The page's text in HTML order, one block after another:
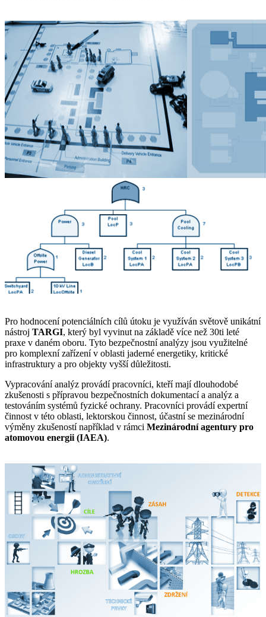
Pro hodnocení potenciálních cílů útoku je využíván světově unikátní
nástroj TARGI, který byl vyvinut na základě více než 30ti leté
praxe v daném oboru. Tyto bezpečnostní analýzy jsou využitelné
pro komplexní zařízení v oblasti jaderné energetiky, kritické
infrastruktury a pro objekty vyšší důležitosti.
Vypracování analýz provádí pracovníci, kteří mají dlouhodobé
zkušenosti s přípravou bezpečnostních dokumentací a analýz a
testováním systémů fyzické ochrany. Pracovníci provádí expertní
činnost v této oblasti, lektorskou činnost, účastní se mezinárodní
výměny zkušeností například v rámci Mezinárodní agentury pro
atomovou energii (IAEA).